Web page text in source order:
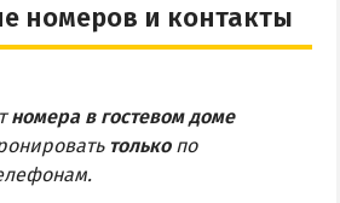
номеров и контакты
номера в гостевом доме
толькопо